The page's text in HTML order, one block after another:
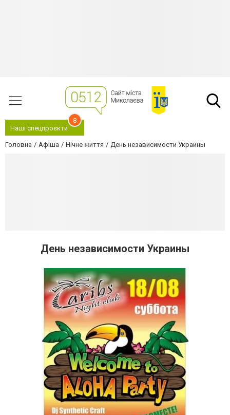
Наші спецпроєкти
8
Головна Афіша Нічне життя День независимости Украины
День независимости Украины